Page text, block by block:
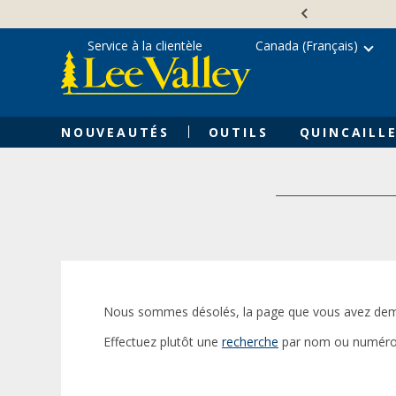
content
NOUVEAUTÉS OUTILS
Service à la clientèle Canada (Français)
Nous sommes désolés, la page que vous avez
Effectuez plutôt une recherche par nom ou